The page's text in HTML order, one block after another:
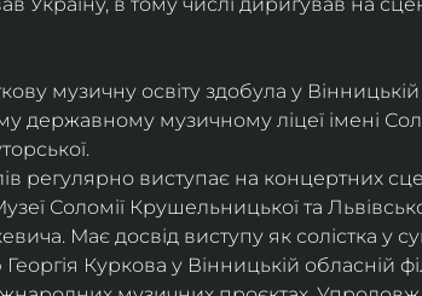
музичну освіту здобула у
державному музичному ліцеї імені
регулярно виступає на концертних
Соломії Крушельницької та
Має досвід виступу як солістка у
Куркова у Вінницькій обласній